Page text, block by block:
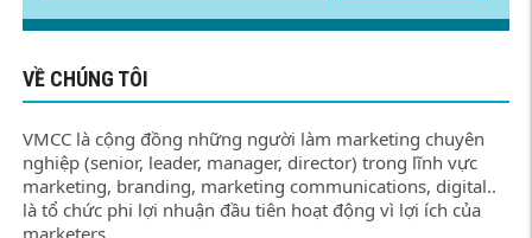
VỀ CHÚNG TÔI
VMCC là cộng đồng những người làm marketing chuyên
nghiệp (senior, leader, manager, director) trong lĩnh vực
marketing, branding, marketing communications, digital..
là tổ chức phi lợi nhuận đầu tiên hoạt động vì lợi ích của